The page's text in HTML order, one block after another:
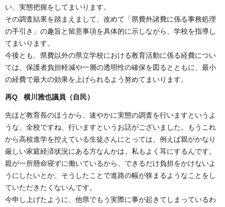
い、実態把握をしてまいります。
その調査結果を踏まえまして、改めて「県費外諸費に係る事務処理
の手引き」の趣旨と留意事項を具体的に示しながら、学校を指導し
てまいります。
今後とも、県費以外の県立学校における教育活動に係る経費につい
ては、保護者負担軽減や一層の透明性の確保を図るとともに、最小
の経費で最大の効果を上げられるよう努めてまいります。
再Q 横川雅也議員（自民）
先ほど教育長のほうから、速やかに実態の調査を行いますというよ
うな、全校ですね、行いますというお話がございました。もうこれ
から高校進学を控えている生徒さんにとっては、例えば親がかなり
厳しい家庭経済状況にある方なんかは、私もよく耳にするんです。
親が一所懸命寝ずに働いているから、できるだけ負担をかけないよ
うにしたいとか、そうしたことで進路の幅が狭まるようなことをし
ていただきたくないんです。
今申し上げたように、他県でもう実際に事が起きてしまっているわ